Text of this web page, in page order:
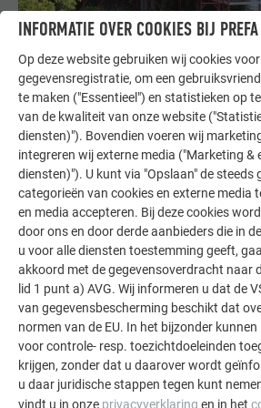
Dakrenovatie: er moet een nieuw dak komen!
Dakrenovatie nodig? Lekkend dak of
bestaan veel redenen om een dak te
een checklist met tips en trucs voor de
geen fouten worden gemaakt.
OVER DE BOUWTIPS
INFORMATIE OVER COOKIES BIJ PREFA
Op deze website gebruiken wij cookies
gegevensregistratie, om een
te maken ("Essentieel") en statistieken op
van de kwaliteit van onze website
diensten)"). Bovendien voeren wij
integreren wij externe media ("Marketing &
diensten)"). U kunt via "Opslaan" de steeds
categorieën van cookies en externe media
en media accepteren. Bij deze cookies
door ons en door derde aanbieders die in
u voor alle diensten toestemming geeft,
akkoord met de gegevensoverdracht naar
lid 1 punt a) AVG. Wij informeren u dat de
van gegevensbescherming beschikt dat
normen van de EU. In het bijzonder
voor controle- resp. toezichtdoeleinden
krijgen, zonder dat u daarover wordt
u daar juridische stappen tegen kunt
vindt u in onze privacyverklaring en in het